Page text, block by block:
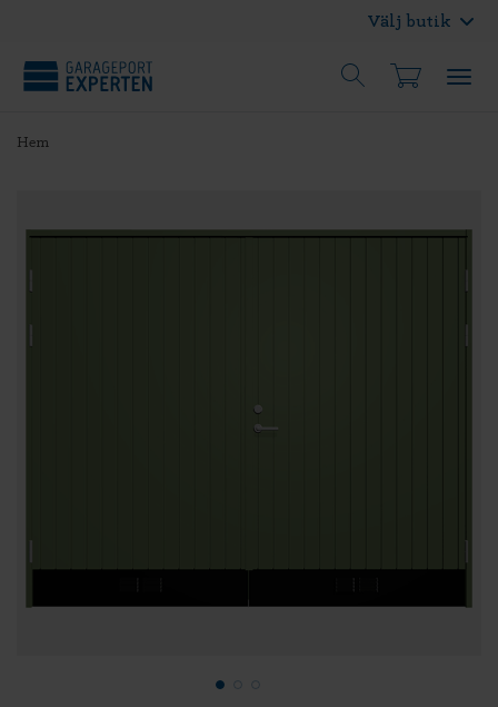
Välj butik
Hem